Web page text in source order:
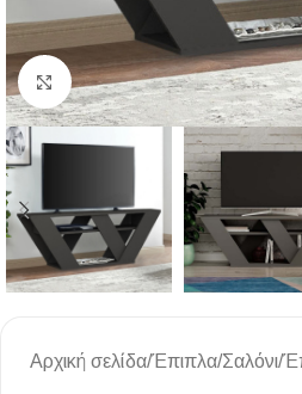
Κλικ για μεγέθυνση
Αρχική σελίδα/Έπιπλα/Σαλόνι/